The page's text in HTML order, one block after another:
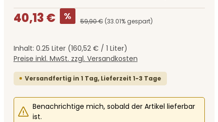
Verkaufspreis:
40,13 € % 59,90 € (33.01% gespart)
Inhalt: 0.25 Liter (160,52 € / 1 Liter)
Preise inkl. MwSt. zzgl. Versandkosten
Versandfertig in 1 Tag, Lieferzeit 1-3 Tage
Benachrichtige mich, sobald der Artikel lieferbar
ist.